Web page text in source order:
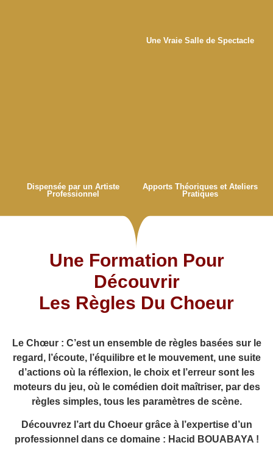
Une Vraie Salle de Spectacle
Dispensée par un Artiste
Professionnel
Apports Théoriques et Ateliers
Pratiques
Une Formation Pour
Découvrir
Les Règles Du Choeur
Le Chœur : C’est un ensemble de règles basées sur le
regard, l’écoute, l’équilibre et le mouvement, une suite
d’actions où la réflexion, le choix et l’erreur sont les
moteurs du jeu, où le comédien doit maîtriser, par des
règles simples, tous les paramètres de scène.
Découvrez l’art du Choeur grâce à l’expertise d’un
professionnel dans ce domaine : Hacid BOUABAYA !